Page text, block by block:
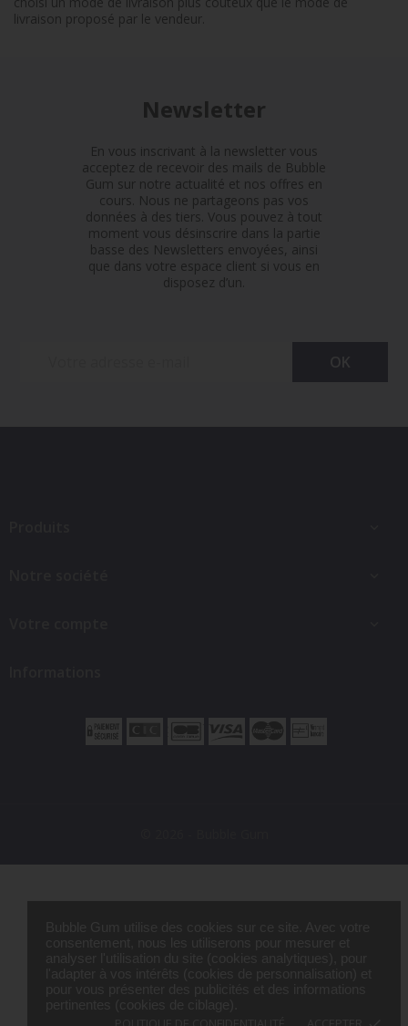
livraison proposé par le vendeur.
Newsletter
En vous inscrivant à la newsletter vous
acceptez de recevoir des mails de Bubble
Gum sur notre actualité et nos offres en
cours. Nous ne partageons pas vos
données à des tiers. Vous pouvez à tout
moment vous désinscrire dans la partie
basse des Newsletters envoyées, ainsi
que dans votre espace client si vous en
disposez d’un.